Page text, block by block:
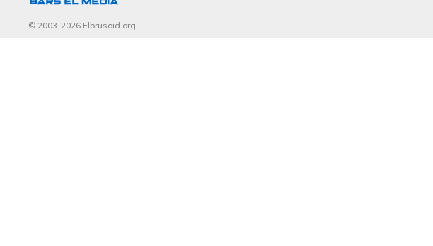
© 2003-2026 Elbrusoid.org